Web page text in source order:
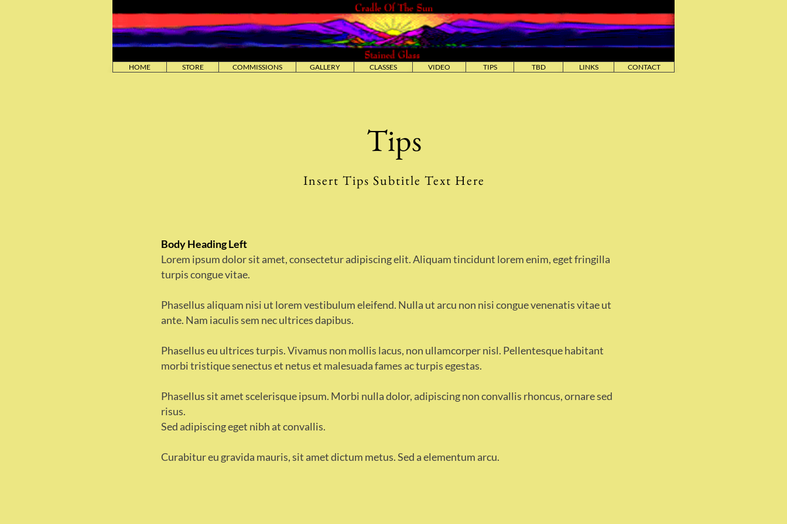
HOME STORE COMMISSIONS GALLERY CLASSES VIDEO TIPS TBD LINKS CONTACT
Under Construction
Tips
Insert Tips Subtitle Text Here
Body Heading Left
Lorem ipsum dolor sit amet, consectetur adipiscing elit. Aliquam tincidunt lorem enim, eget fringilla
turpis congue vitae.
Phasellus aliquam nisi ut lorem vestibulum eleifend. Nulla ut arcu non nisi congue venenatis vitae ut
ante. Nam iaculis sem nec ultrices dapibus.
Phasellus eu ultrices turpis. Vivamus non mollis lacus, non ullamcorper nisl. Pellentesque habitant
morbi tristique senectus et netus et malesuada fames ac turpis egestas.
Phasellus sit amet scelerisque ipsum. Morbi nulla dolor, adipiscing non convallis rhoncus, ornare sed
risus.
Sed adipiscing eget nibh at convallis.
Curabitur eu gravida mauris, sit amet dictum metus. Sed a elementum arcu.